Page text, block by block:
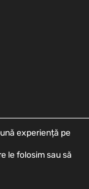
experiență pe
le folosim sau să